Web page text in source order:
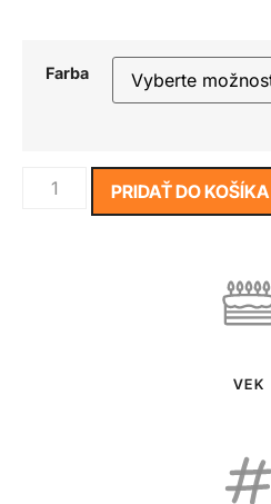
Farba
PRIDAŤ DO KOŠÍKA
VEK